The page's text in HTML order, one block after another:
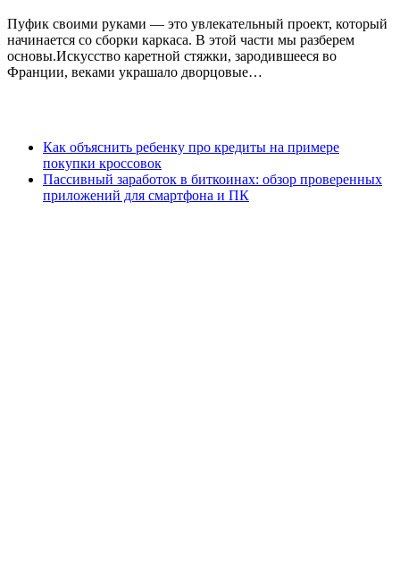
Пуфик своими руками — это увлекательный проект, который
начинается со сборки каркаса. В этой части мы разберем
основы.Искусство каретной стяжки, зародившееся во
Франции, веками украшало дворцовые…
Как объяснить ребенку про кредиты на примере
покупки кроссовок
Пассивный заработок в биткоинах: обзор проверенных
приложений для смартфона и ПК